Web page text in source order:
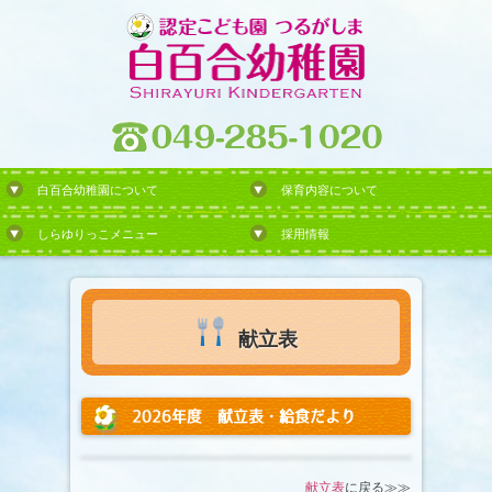
白百合幼稚園について 保育内容について
しらゆりっこメニュー 採用情報
献立表
2026年度 献立表・給食だより
献立表に戻る≫≫